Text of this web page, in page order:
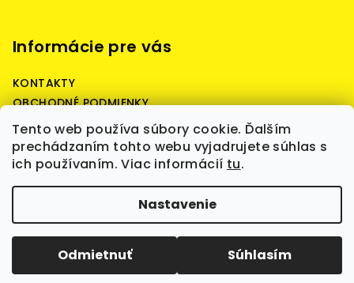
Tento web používa súbory cookie. Ďalším
prechádzaním tohto webu vyjadrujete súhlas s
ich používaním. Viac informácií tu.
Nastavenie
Odmietnuť Súhlasím
Informácie pre vás
KONTAKTY
OBCHODNÉ PODMIENKY
Reklamačné podmienky
Podmienky ochrany osobných údajov
Copyright 2026Battery Predaj - battery quality,
štartovacie, prístrojové, záložné batérie,
nabíjačky, boostre, WET, AGM, GEL, LiFePO4, batérie
Upraviť nastavenie cookies
Vytvoril Shoptet